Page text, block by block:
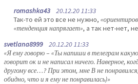
romashka43 20.12.20 11:33
Так-то ей это все не нужно,
«тенденция напрягает», а так нет-нет,
svetlana8999 20.12.20 11:33
«Я ему говорю – «Ты напиши в телеграм
говорит ок и не написал ничего. Наверное,
другому все…? При этом, мне В не
обидно, что и я ему не понравилась)»